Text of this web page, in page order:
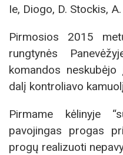
Ie, Diogo, D. Stockis,
Pirmosios 2015
rungtynės
komandos
dalį kontroliavo
Pirmame kėlinyje
pavojingas progas
progų realizuoti